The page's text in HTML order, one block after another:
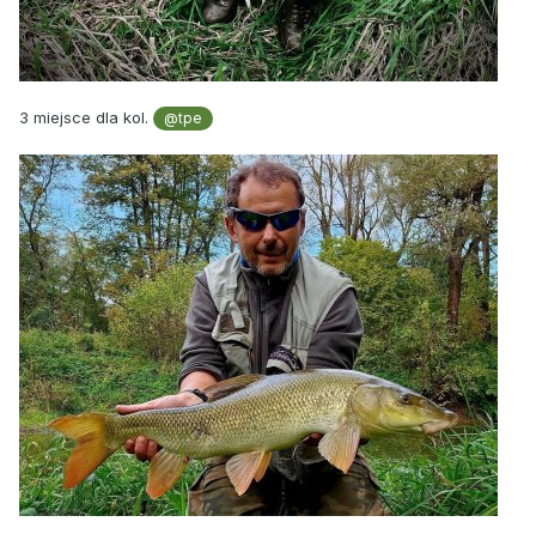
3 miejsce dla kol. @tpe